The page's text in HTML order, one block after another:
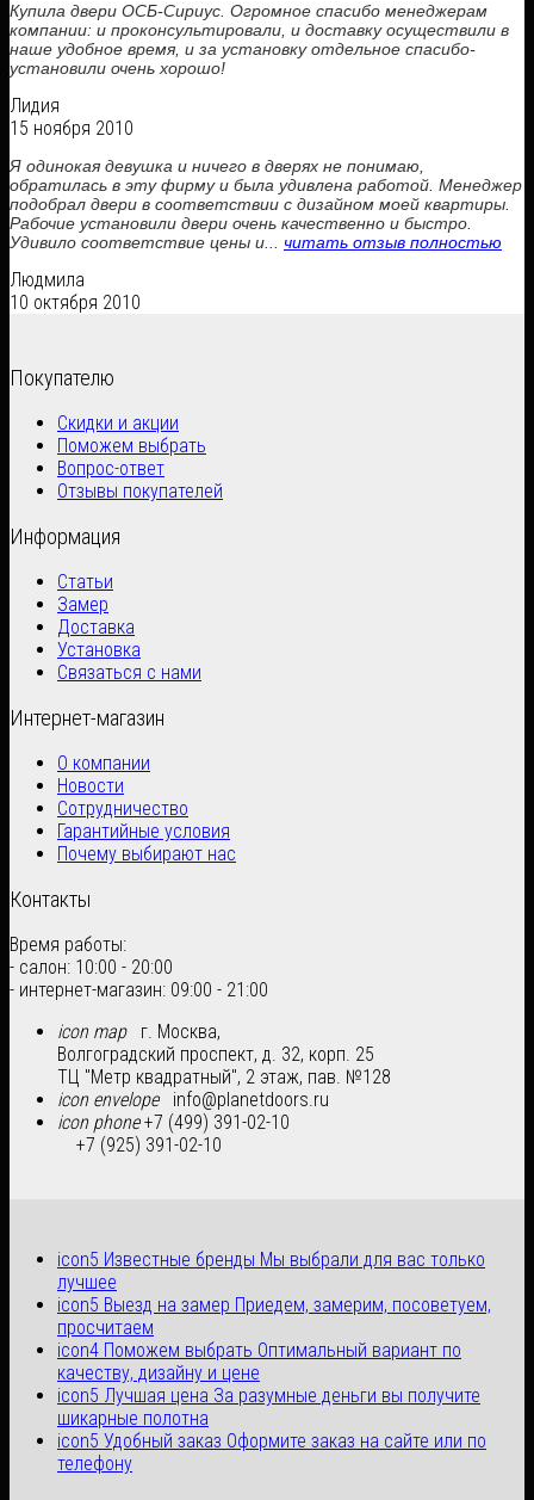
Купила двери ОСБ-Сириус. Огромное спасибо менеджерам
компании: и проконсультировали, и доставку осуществили в
наше удобное время, и за установку отдельное спасибо-
установили очень хорошо!
Лидия
15 ноября 2010
Я одинокая девушка и ничего в дверях не понимаю,
обратилась в эту фирму и была удивлена работой. Менеджер
подобрал двери в соответствии с дизайном моей квартиры.
Рабочие установили двери очень качественно и быстро.
Удивило соответствие цены и... читать отзыв полностью
Людмила
10 октября 2010
Покупателю
Скидки и акции
Поможем выбрать
Вопрос-ответ
Отзывы покупателей
Информация
Статьи
Замер
Доставка
Установка
Связаться с нами
Интернет-магазин
О компании
Новости
Сотрудничество
Гарантийные условия
Почему выбирают нас
Контакты
Время работы:
- салон: 10:00 - 20:00
- интернет-магазин: 09:00 - 21:00
icon map
г. Москва,
Волгоградский проспект, д. 32, корп. 25
ТЦ "Метр квадратный", 2 этаж, пав. №128
icon envelope
info@planetdoors.ru
icon phone+7 (499) 391-02-10
+7 (925) 391-02-10
icon5 Известные бренды Мы выбрали для вас только
лучшее
icon5 Выезд на замер Приедем, замерим, посоветуем,
просчитаем
icon4 Поможем выбрать Оптимальный вариант по
качеству, дизайну и цене
icon5 Лучшая цена За разумные деньги вы получите
шикарные полотна
icon5 Удобный заказ Оформите заказ на сайте или по
телефону